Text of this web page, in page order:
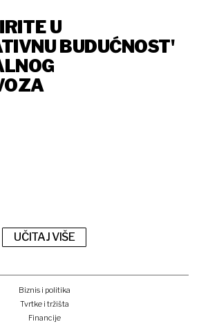
U
BUDUĆNOST'
UČITAJ VIŠE
Biznis i politika
Tvrtke i tržišta
Financije